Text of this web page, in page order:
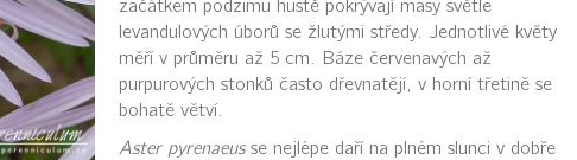
začátkem podzimu hustě pokrývají masy světle
levandulových úborů se žlutými středy. Jednotlivé květy
měří v průměru až 5 cm. Báze červenavých až
purpurových stonků často dřevnatějí, v horní třetině se
bohatě větví.
Aster pyrenaeusse nejlépe daří na plném slunci v dobře